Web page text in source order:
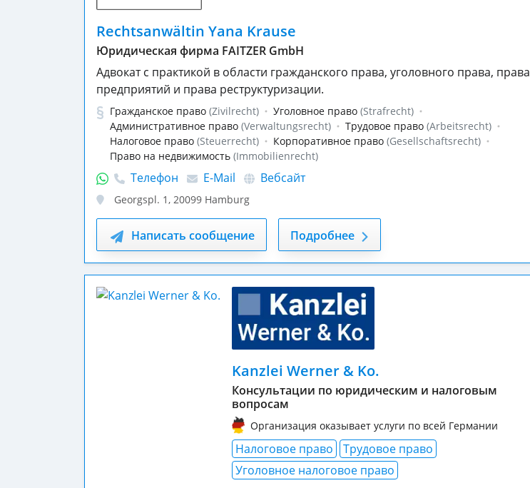
Rechtsanwältin Yana Krause
Юридическая фирма FAITZER GmbH
Адвокат с практикой в области гражданского права, уголовного права, права
предприятий и права реструктуризации.
Гражданское право (Zivilrecht) Уголовное право (Strafrecht)
Административное право (Verwaltungsrecht) Трудовое право (Arbeitsrecht)
Налоговое право (Steuerrecht) Корпоративное право (Gesellschaftsrecht)
Право на недвижимость (Immobilienrecht)
Телефон E-Mail Вебсайт
Georgspl. 1, 20099 Hamburg
Написать сообщение Подробнее
Kanzlei Werner & Ko.
Консультации по юридическим и налоговым
вопросам
Организация оказывает услуги по всей Германии
Налоговое право
Трудовое право
Уголовное налоговое право